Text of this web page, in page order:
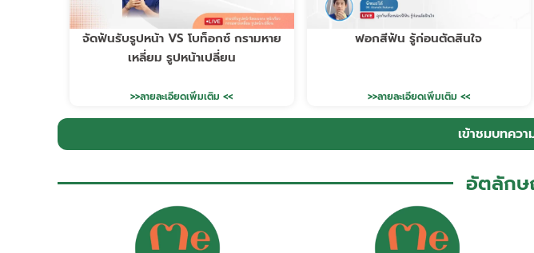
จัดฟันรับรูปหน้า VS โบท็อกซ์ กรามหาย
เหลี่ยม รูปหน้าเปลี่ยน
>>ลายละเอียดเพิ่มเติม <<
ฟอกสีฟัน รู้ก่อนตัดสินใจ
>>ลายละเอียดเพิ่มเติม <<
เข้าชมบทคว
อัตลักษ